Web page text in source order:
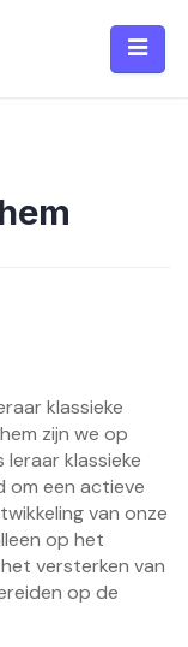
klassieke
zijn we op
leraar klassieke
om een actieve
van onze
op het
versterken van
op de